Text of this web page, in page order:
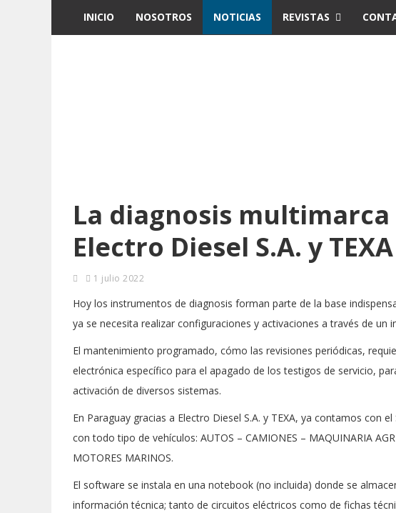
INICIO NOSOTROS NOTICIAS REVISTAS
La diagnosis
Electro Diesel S.A. y TEXA
1 julio 2022
Hoy los instrumentos de diagnosis forman parte de la base
ya se necesita realizar configuraciones y activaciones a través de un
El mantenimiento programado, cómo las revisiones periódicas,
electrónica específico para el apagado de los testigos de servicio,
activación de diversos sistemas.
En Paraguay gracias a Electro Diesel S.A. y TEXA, ya contamos con
con todo tipo de vehículos: AUTOS – CAMIONES – MAQUINARIA
MOTORES MARINOS.
El software se instala en una notebook (no incluida) donde se
información técnica; tanto de circuitos eléctricos como de fichas